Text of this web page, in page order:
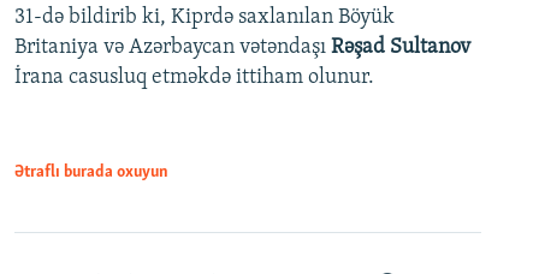
31-də bildirib ki, Kiprdə saxlanılan Böyük
Britaniya və Azərbaycan vətəndaşı Rəşad Sultanov
İrana casusluq etməkdə ittiham olunur.
Ətraflı burada oxuyun